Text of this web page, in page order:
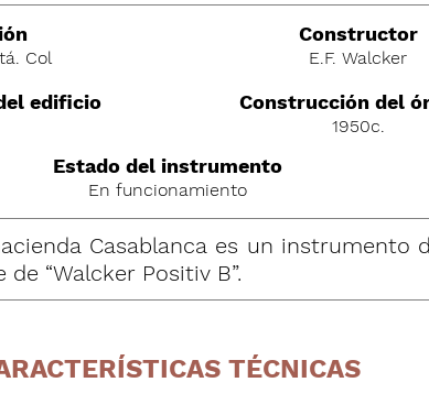
Col
Constructor
E.F. Walcker
edificio Construcción del
1950c.
Estado del instrumento
En funcionamiento
Casablanca es un instrumento
“Walcker Positiv B”.
TÉCNICAS